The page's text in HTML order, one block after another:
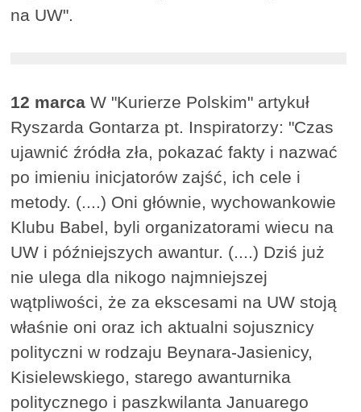
na UW".
12 marca W "Kurierze Polskim" artykuł
Ryszarda Gontarza pt. Inspiratorzy: "Czas
ujawnić źródła zła, pokazać fakty i nazwać
po imieniu inicjatorów zajść, ich cele i
metody. (....) Oni głównie, wychowankowie
Klubu Babel, byli organizatorami wiecu na
UW i późniejszych awantur. (....) Dziś już
nie ulega dla nikogo najmniejszej
wątpliwości, że za ekscesami na UW stoją
właśnie oni oraz ich aktualni sojusznicy
polityczni w rodzaju Beynara-Jasienicy,
Kisielewskiego, starego awanturnika
politycznego i paszkwilanta Januarego